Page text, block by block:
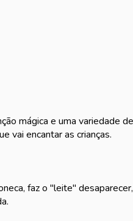
mágica e uma variedade de
vai encantar as crianças.
faz o "leite" desaparecer,